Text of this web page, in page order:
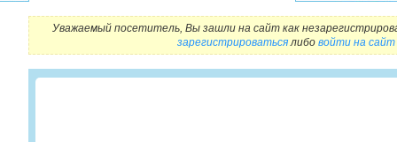
Уважаемый посетитель, Вы зашли на сайт как
зарегистрироватьсялибо войти на сайт